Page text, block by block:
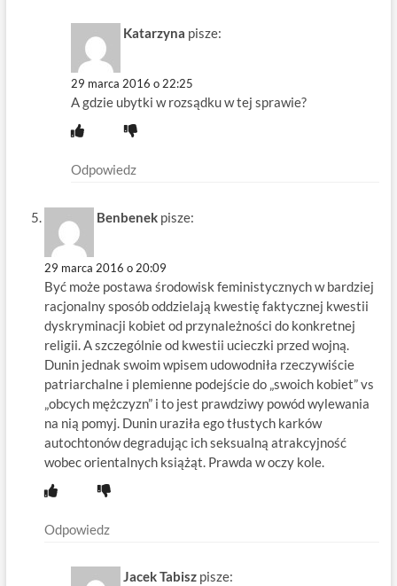
Katarzyna pisze:
29 marca 2016 o 22:25
A gdzie ubytki w rozsądku w tej sprawie?
Odpowiedz
Benbenek pisze:
29 marca 2016 o 20:09
Być może postawa środowisk feministycznych w bardziej
racjonalny sposób oddzielają kwestię faktycznej kwestii
dyskryminacji kobiet od przynależności do konkretnej
religii. A szczególnie od kwestii ucieczki przed wojną.
Dunin jednak swoim wpisem udowodniła rzeczywiście
patriarchalne i plemienne podejście do „swoich kobiet” vs
„obcych mężczyzn” i to jest prawdziwy powód wylewania
na nią pomyj. Dunin uraziła ego tłustych karków
autochtonów degradując ich seksualną atrakcyjność
wobec orientalnych książąt. Prawda w oczy kole.
Odpowiedz
Jacek Tabisz pisze: